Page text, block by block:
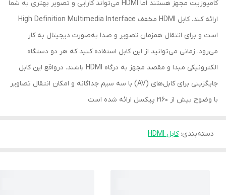
کامپوزیت مجهز هستند اما HDMI می‌تواند کارایی و تصویر بهتری به شما
ارائه کند. کابل HDMI مخفف High Definition Multimedia Interface
است و برای انتقال همزمان تصویر و صدا به‌صورت دیجیتال به کار
می‌رود. زمانی می‌توانید از این کابل استفاده کنید که هر دو دستگاه
الکترونیکی مبدا و مقصد مجهز به درگاه HDMI باشند. درواقع این کابل
جایگزینی برای کابل‌های (AV) با سه سیم جداگانه و امكان انتقال تصاوير
با وضوح بيش از 2160 پيكسل ارائه شده است
دسته‌بندی:کابل HDMI